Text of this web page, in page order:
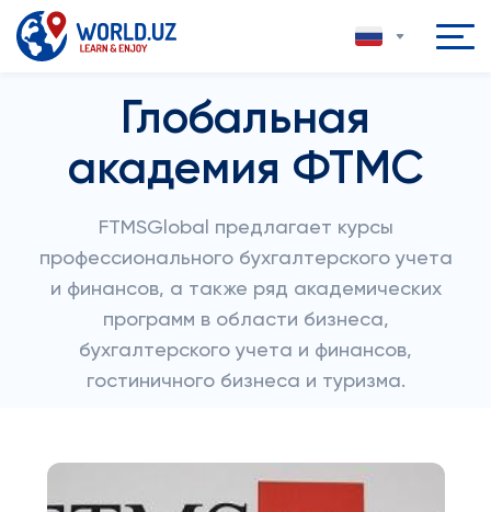
Глобальная
академия ФТМС
FTMSGlobal предлагает курсы
профессионального бухгалтерского учета
и финансов, а также ряд академических
программ в области бизнеса,
бухгалтерского учета и финансов,
гостиничного бизнеса и туризма.